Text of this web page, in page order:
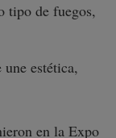
tipo de fuegos,
estética,
en la Expo